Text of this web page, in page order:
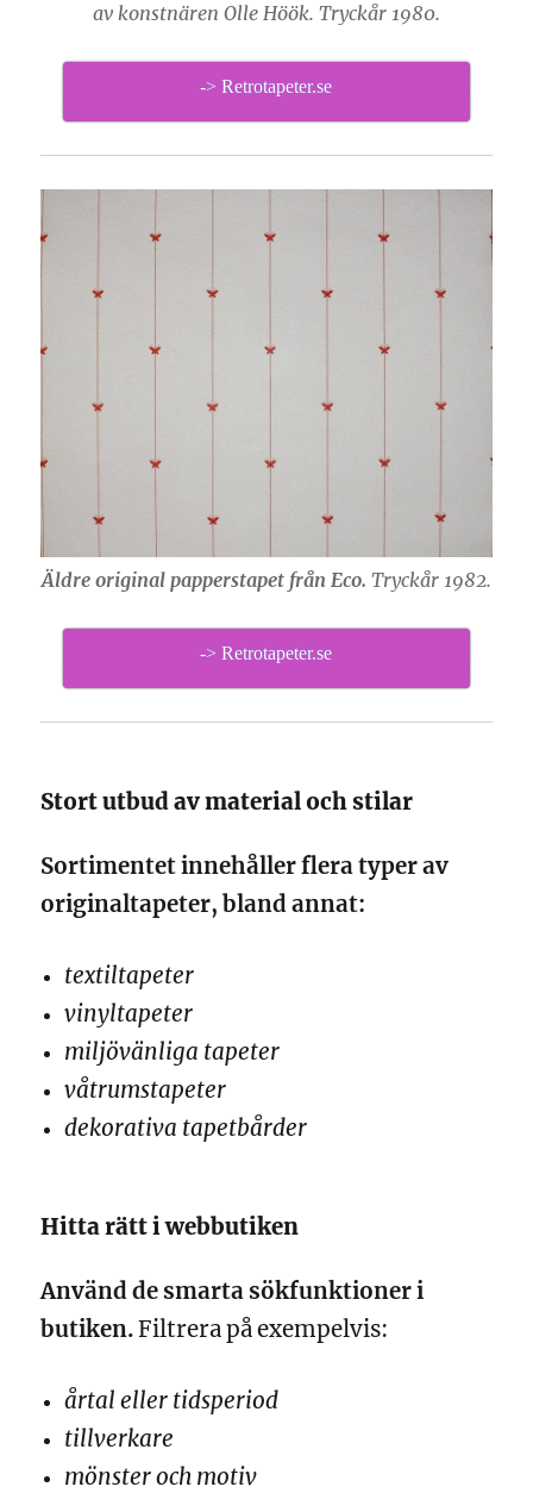
av konstnären Olle Höök. Tryckår 1980.
-> Retrotapeter.se
Äldre original papperstapet från Eco. Tryckår 1982.
-> Retrotapeter.se
Stort utbud av material och stilar
Sortimentet innehåller flera typer av
originaltapeter, bland annat:
textiltapeter
vinyltapeter
miljövänliga tapeter
våtrumstapeter
dekorativa tapetbårder
Hitta rätt i webbutiken
Använd de smarta sökfunktioner i
butiken.Filtrera på exempelvis:
årtal eller tidsperiod
tillverkare
mönster och motiv